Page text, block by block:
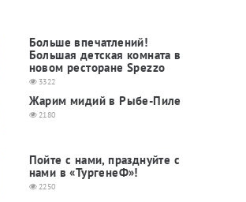
Больше впечатлений!
Большая детская комната в
новом ресторане Spezzo
3322
Жарим мидий в Рыбе-Пиле
2180
Пойте с нами, празднуйте с
нами в «ТургенеФ»!
2250